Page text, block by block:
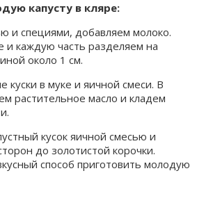
капусту в кляре:
и специями, добавляем молоко.
и каждую часть разделяем на
около 1 см.
куски в муке и яичной смеси. В
растительное масло и кладем
кусок яичной смесью и
до золотистой корочки.
способ приготовить молодую